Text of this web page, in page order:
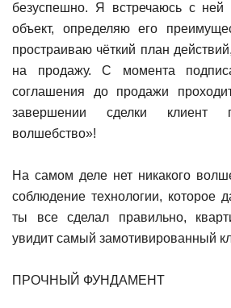
безуспешно. Я встречаюсь с ней
объект, определяю его
простраиваю чёткий план
на продажу. С момента
соглашения до продажи
завершении сделки клиент
волшебство»!
На самом деле нет никакого
соблюдение технологии, которое
ты все сделал правильно,
увидит самый замотивированный
ПРОЧНЫЙ ФУНДАМЕНТ